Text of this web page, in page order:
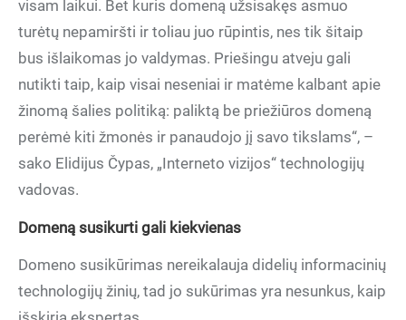
visam laikui. Bet kuris domeną užsisakęs asmuo
turėtų nepamiršti ir toliau juo rūpintis, nes tik šitaip
bus išlaikomas jo valdymas. Priešingu atveju gali
nutikti taip, kaip visai neseniai ir matėme kalbant apie
žinomą šalies politiką: paliktą be priežiūros domeną
perėmė kiti žmonės ir panaudojo jį savo tikslams“, –
sako Elidijus Čypas, „Interneto vizijos“ technologijų
vadovas.
Domeną susikurti gali kiekvienas
Domeno susikūrimas nereikalauja didelių informacinių
technologijų žinių, tad jo sukūrimas yra nesunkus, kaip